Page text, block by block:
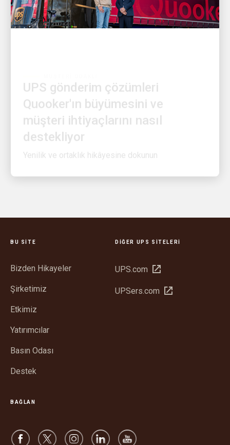
Quooker'ın büyümesini ve
müşteri ihtiyaçlarını nasıl
destekliyor
Yenilik ve ortaklık hikâyesine dokunun
BU SITE
Bizden Hikayeler
Şirketimiz
Etkimiz
Yatırımcılar
Basın Odası
Destek
DIĞER UPS SITELERI
UPS.com Yeni
aç
UPSers.com Yeni
BAĞLAN